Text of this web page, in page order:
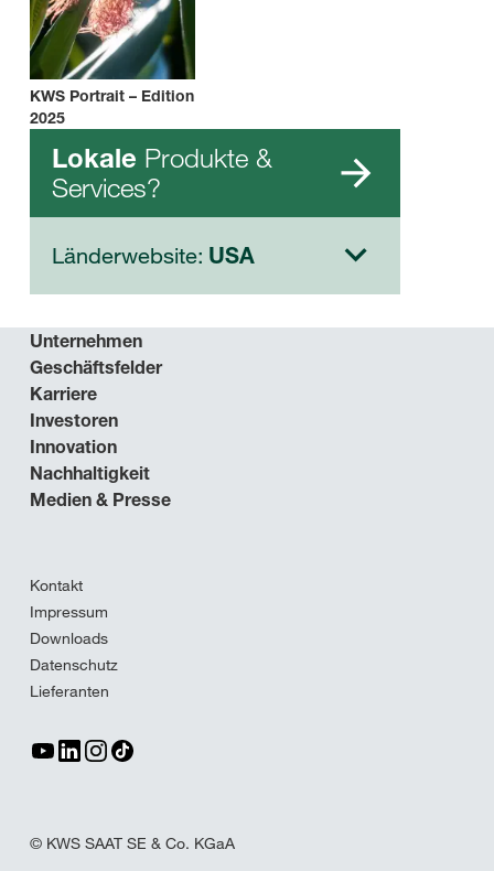
KWS Portrait – Edition
2025
Lokale Produkte &
Services?
Länderwebsite: USA
Unternehmen
Geschäftsfelder
Karriere
Investoren
Innovation
Nachhaltigkeit
Medien & Presse
Kontakt
Impressum
Downloads
Datenschutz
Lieferanten
© KWS SAAT SE & Co. KGaA